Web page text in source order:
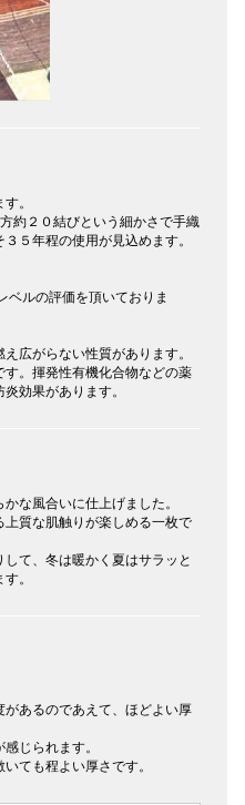
。
約２０結びという細かさで手織
５年程の使用が見込めます。
ベルの評価を頂いておりま
広がらない性質があります。
。揮発性有機化合物などの薬
効果があります。
な風合いに仕上げました。
質な肌触りが楽しめる一枚で
て、冬は暖かく夏はサラッと
。
あるのであえて、ほどよい厚
じられます。
ても程よい厚さです。